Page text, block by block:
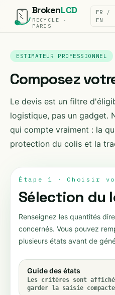
BrokenLCD
RECYCLE ·
PARIS
FR /
EN
ESTIMATEUR PROFESSIONNEL
Composez
Le devis est un filtre
logistique, pas un gadget.
qui compte vraiment : la
protection du colis et la
Étape 1 · Choisir
Sélection du
Renseignez les quantités
concernés. Vous pouvez
plusieurs états avant de
Guide des états
Les critères sont
garder la saisie